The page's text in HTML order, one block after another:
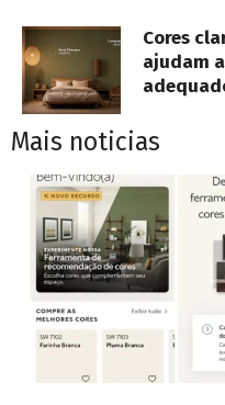
Cores
ajudam
Mais noticias